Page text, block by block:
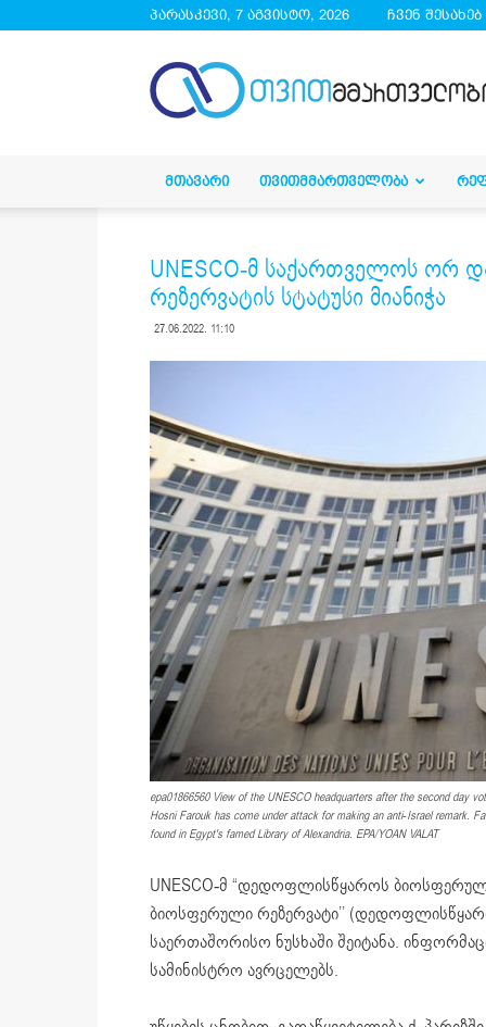
პარასკევი, 7 აგვისტო, 2026 ჩვენ შესახებ
ᲛᲗᲐᲕᲐᲠᲘ ᲗᲕᲘᲗᲛᲛᲐᲠᲗᲕᲔᲚᲝᲑᲐ
UNESCO-მ საქართველოს ორ
რეზერვატის სტატუსი მიანიჭა
27.06.2022. 11:10
epa01866560 View of the UNESCO headquarters after the second day
Hosni Farouk has come under attack for making an anti-Israel remark.
found in Egypt's famed Library of Alexandria. EPA/YOAN VALAT
UNESCO-მ “დედოფლისწყაროს
ბიოსფერული რეზერვატი’’
საერთაშორისო ნუსხაში შეიტანა.
სამინისტრო ავრცელებს.